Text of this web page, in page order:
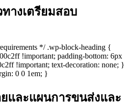
างเตรียมสอบ
*/ .wp-block-heading {
!important; padding-bottom: 6px
!important; text-decoration: none; }
0 0 1em; }
และแผนการขนส่งและ